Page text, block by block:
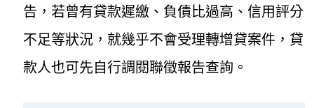
告，若曾有貸款遲繳、負債比過高、信用評分
不足等狀況，就幾乎不會受理轉增貸案件，貸
款人也可先自行調閱聯徵報告查詢。